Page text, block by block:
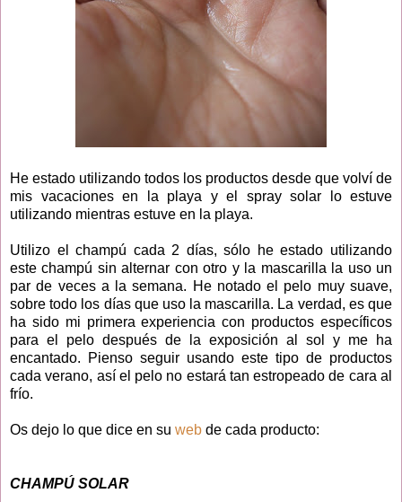
He estado utilizando todos los productos desde que volví de
mis vacaciones en la playa y el spray solar lo estuve
utilizando mientras estuve en la playa.
Utilizo el champú cada 2 días, sólo he estado utilizando
este champú sin alternar con otro y la mascarilla la uso un
par de veces a la semana. He notado el pelo muy suave,
sobre todo los días que uso la mascarilla. La verdad, es que
ha sido mi primera experiencia con productos específicos
para el pelo después de la exposición al sol y me ha
encantado. Pienso seguir usando este tipo de productos
cada verano, así el pelo no estará tan estropeado de cara al
frío.
Os dejo lo que dice en su web de cada producto:
CHAMPÚ SOLAR